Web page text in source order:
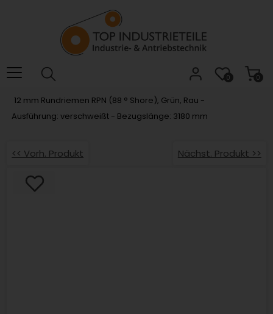
das
Barrierefreiheitsmenü
0
0
12 mm Rundriemen RPN (88 ° Shore), Grün, Rau -
Ausführung: verschweißt - Bezugslänge: 3180 mm
<< Vorh. Produkt Nächst. Produkt >>